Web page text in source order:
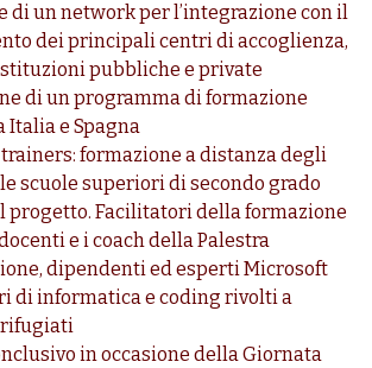
di un network per l’integrazione con il
dei principali centri di accoglienza,
pubbliche e private
di un programma di formazione
Italia e Spagna
formazione a distanza degli
scuole superiori di secondo grado
progetto. Facilitatori della formazione
e i coach della Palestra
dipendenti ed esperti Microsoft
di informatica e coding rivolti a
in occasione della Giornata